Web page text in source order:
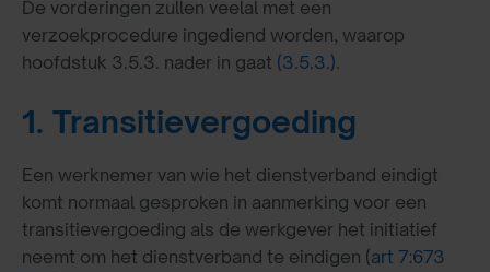
De vorderingen zullen veelal met een
verzoekprocedure ingediend worden, waarop
hoofdstuk 3.5.3. nader in gaat (3.5.3.).
1. Transitievergoeding
Een werknemer van wie het dienstverband eindigt
komt normaal gesproken in aanmerking voor een
transitievergoeding als de werkgever het initiatief
neemt om het dienstverband te eindigen (art 7:673